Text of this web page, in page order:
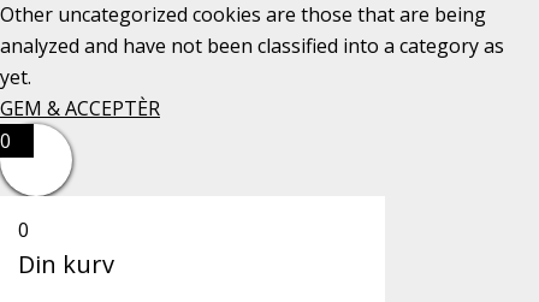
Other uncategorized cookies are those that are being
analyzed and have not been classified into a category as
yet.
GEM & ACCEPTÈR
0
0
Din kurv